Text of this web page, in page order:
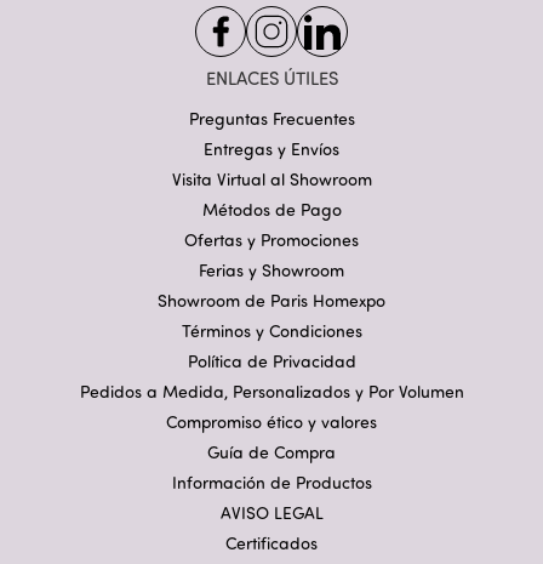
ENLACES ÚTILES
Preguntas Frecuentes
Entregas y Envíos
Visita Virtual al Showroom
Métodos de Pago
Ofertas y Promociones
Ferias y Showroom
Showroom de Paris Homexpo
Términos y Condiciones
Política de Privacidad
Pedidos a Medida, Personalizados y Por Volumen
Compromiso ético y valores
Guía de Compra
Información de Productos
AVISO LEGAL
Certificados